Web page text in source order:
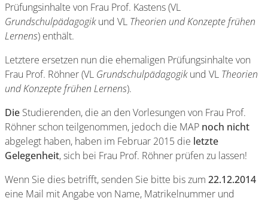
Prüfungsinhalte von Frau Prof. Kastens (VL
Grundschulpädagogikund VL Theorien und Konzepte frühen
Lernens) enthält.
Letztere ersetzen nun die ehemaligen Prüfungsinhalte von
Frau Prof. Röhner (VL Grundschulpädagogikund VL Theorien
und Konzepte frühen Lernens).
Die Studierenden, die an den Vorlesungen von Frau Prof.
Röhner schon teilgenommen, jedoch die MAP noch nicht
abgelegt haben, haben im Februar 2015 die letzte
Gelegenheit, sich bei Frau Prof. Röhner prüfen zu lassen!
Wenn Sie dies betrifft, senden Sie bitte bis zum 22.12.2014
eine Mail mit Angabe von Name, Matrikelnummer und